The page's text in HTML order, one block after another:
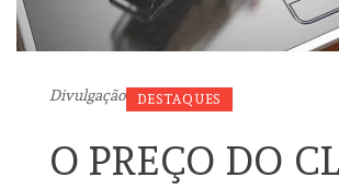
Divulgação DESTAQUES
O PREÇO DO